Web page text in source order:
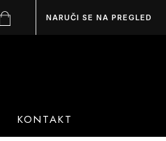
NARUČI SE NA PREGLED
KONTAKT